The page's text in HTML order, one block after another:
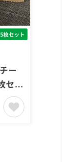
ー
セッ